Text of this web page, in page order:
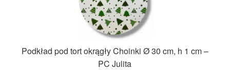
Podkład pod tort okrągły Choinki Ø 30 cm, h 1 cm –
PC Julita